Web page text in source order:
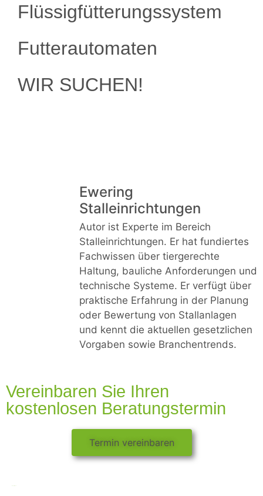
Flüssigfütterungssystem
Futterautomaten
WIR SUCHEN!
Ewering
Stalleinrichtungen
Autor ist Experte im Bereich
Stalleinrichtungen. Er hat fundiertes
Fachwissen über tiergerechte
Haltung, bauliche Anforderungen und
technische Systeme. Er verfügt über
praktische Erfahrung in der Planung
oder Bewertung von Stallanlagen
und kennt die aktuellen gesetzlichen
Vorgaben sowie Branchentrends.
Vereinbaren Sie Ihren
kostenlosen Beratungstermin
Termin vereinbaren